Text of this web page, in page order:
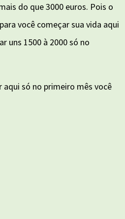
do que 3000 euros. Pois o
você começar sua vida aqui
uns 1500 à 2000 só no
aqui só no primeiro mês você